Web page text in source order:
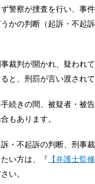
警察が捜査を行い、事
かの判断（起訴・不起
裁判が開かれ、疑われ
と、刑罰が言い渡され
続きの間、被疑者・被
もあります。
・不起訴の判断、刑事
い方は、『 【弁護士監
い。